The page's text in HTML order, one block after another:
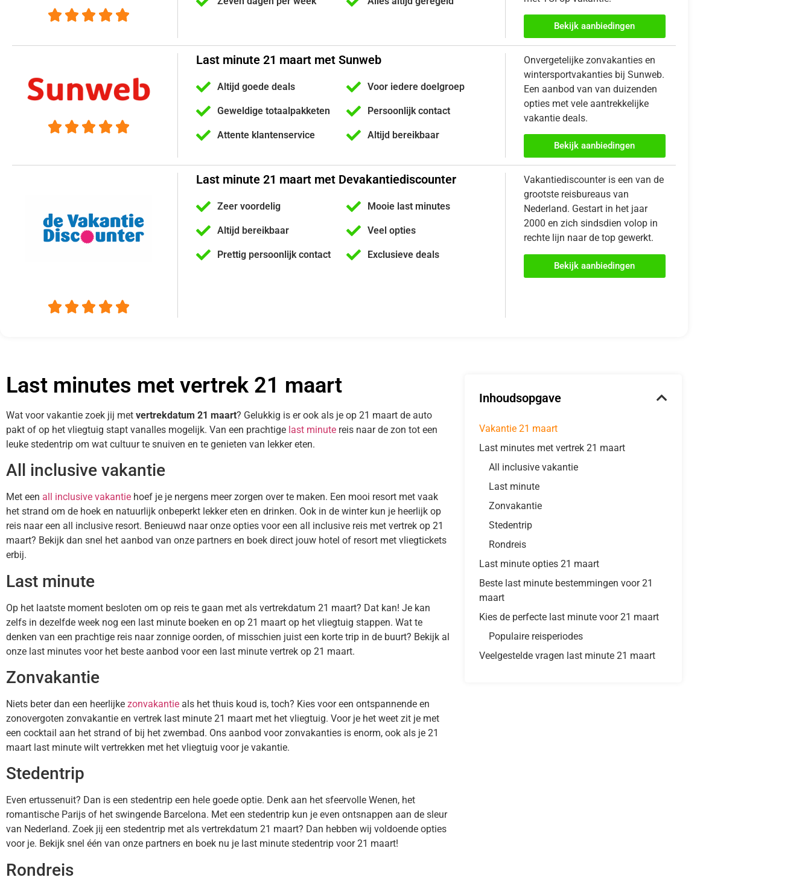
    
Bekijk aanbiedingen
    
Last minute 21 maart met Sunweb
Altijd goede deals
Geweldige totaalpakketen
Attente klantenservice
Voor iedere doelgroep
Persoonlijk contact
Altijd bereikbaar
Onvergetelijke zonvakanties en
wintersportvakanties bij Sunweb.
Een aanbod van van duizenden
opties met vele aantrekkelijke
vakantie deals.
Bekijk aanbiedingen
    
Last minute 21 maart met Devakantiediscounter
Zeer voordelig
Altijd bereikbaar
Prettig persoonlijk contact
Mooie last minutes
Veel opties
Exclusieve deals
Vakantiediscounter is een van de
grootste reisbureaus van
Nederland. Gestart in het jaar
2000 en zich sindsdien volop in
rechte lijn naar de top gewerkt.
Bekijk aanbiedingen
Last minutes met vertrek 21 maart
Wat voor vakantie zoek jij met vertrekdatum 21 maart? Gelukkig is er ook als je op 21 maart de auto
pakt of op het vliegtuig stapt vanalles mogelijk. Van een prachtige last minute reis naar de zon tot een
leuke stedentrip om wat cultuur te snuiven en te genieten van lekker eten.
All inclusive vakantie
Met een all inclusive vakantie hoef je je nergens meer zorgen over te maken. Een mooi resort met vaak
het strand om de hoek en natuurlijk onbeperkt lekker eten en drinken. Ook in de winter kun je heerlijk op
reis naar een all inclusive resort. Benieuwd naar onze opties voor een all inclusive reis met vertrek op 21
maart? Bekijk dan snel het aanbod van onze partners en boek direct jouw hotel of resort met vliegtickets
erbij.
Last minute
Op het laatste moment besloten om op reis te gaan met als vertrekdatum 21 maart? Dat kan! Je kan
zelfs in dezelfde week nog een last minute boeken en op 21 maart op het vliegtuig stappen. Wat te
denken van een prachtige reis naar zonnige oorden, of misschien juist een korte trip in de buurt? Bekijk al
onze last minutes voor het beste aanbod voor een last minute vertrek op 21 maart.
Zonvakantie
Niets beter dan een heerlijke zonvakantie als het thuis koud is, toch? Kies voor een ontspannende en
zonovergoten zonvakantie en vertrek last minute 21 maart met het vliegtuig. Voor je het weet zit je met
een cocktail aan het strand of bij het zwembad. Ons aanbod voor zonvakanties is enorm, ook als je 21
maart last minute wilt vertrekken met het vliegtuig voor je vakantie.
Stedentrip
Even ertussenuit? Dan is een stedentrip een hele goede optie. Denk aan het sfeervolle Wenen, het
romantische Parijs of het swingende Barcelona. Met een stedentrip kun je even ontsnappen aan de sleur
van Nederland. Zoek jij een stedentrip met als vertrekdatum 21 maart? Dan hebben wij voldoende opties
voor je. Bekijk snel één van onze partners en boek nu je last minute stedentrip voor 21 maart!
Rondreis
Inhoudsopgave
Vakantie 21 maart
Last minutes met vertrek 21 maart
All inclusive vakantie
Last minute
Zonvakantie
Stedentrip
Rondreis
Last minute opties 21 maart
Beste last minute bestemmingen voor 21
maart
Kies de perfecte last minute voor 21 maart
Populaire reisperiodes
Veelgestelde vragen last minute 21 maart